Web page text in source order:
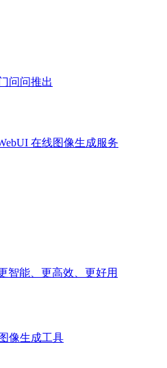
问问推出
在线图像生成服务
智能、更高效、更好用
像生成工具